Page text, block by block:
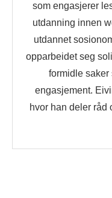
som engasjerer
utdanning innen
utdannet
opparbeidet seg
formidle saker
engasjement.
hvor han deler råd